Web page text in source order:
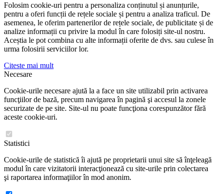
Folosim cookie-uri pentru a personaliza conținutul și anunțurile,
pentru a oferi funcții de rețele sociale și pentru a analiza traficul. De
asemenea, le oferim partenerilor de rețele sociale, de publicitate și de
analize informații cu privire la modul în care folosiți site-ul nostru.
Aceștia le pot combina cu alte informații oferite de dvs. sau culese în
urma folosirii serviciilor lor.
Citeste mai mult
Necesare
Cookie-urile necesare ajută la a face un site utilizabil prin activarea
funcţiilor de bază, precum navigarea în pagină şi accesul la zonele
securizate de pe site. Site-ul nu poate funcţiona corespunzător fără
aceste cookie-uri.
Statistici
Cookie-urile de statistică îi ajută pe proprietarii unui site să înţeleagă
modul în care vizitatorii interacţionează cu site-urile prin colectarea
şi raportarea informaţiilor în mod anonim.